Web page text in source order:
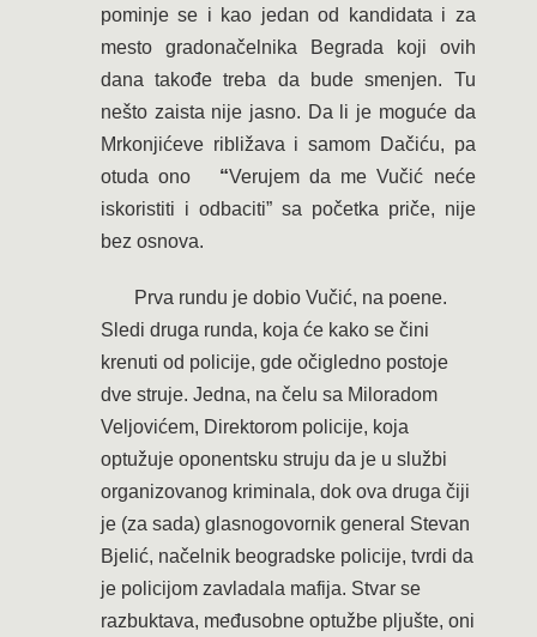
pominje se i kao jedan od kandidata i za
mesto gradonačelnika Begrada koji ovih
dana takođe treba da bude smenjen. Tu
nešto zaista nije jasno. Da li je moguće da
Mrkonjićeve ribližava i samom Dačiću, pa
otuda ono “Verujem da me Vučić neće
iskoristiti i odbaciti” sa početka priče, nije
bez osnova.
Prva rundu je dobio Vučić, na poene.
Sledi druga runda, koja će kako se čini
krenuti od policije, gde očigledno postoje
dve struje. Jedna, na čelu sa Miloradom
Veljovićem, Direktorom policije, koja
optužuje oponentsku struju da je u službi
organizovanog kriminala, dok ova druga čiji
je (za sada) glasnogovornik general Stevan
Bjelić, načelnik beogradske policije, tvrdi da
je policijom zavladala mafija. Stvar se
razbuktava, međusobne optužbe pljušte, oni